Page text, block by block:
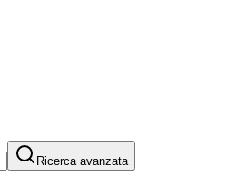
Ricerca avanzata